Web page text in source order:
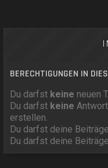
BERECHTIGUNGEN IN
Du darfst keine neuen
Du darfst keine
erstellen.
Du darfst deine
Du darfst deine